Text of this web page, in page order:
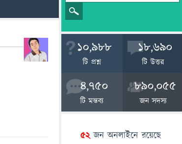
10,988
টি প্রশ্ন
18,690
টি উত্তর
4,750
টি মন্তব্য
890,055
জন সদস্য
52জন অনলাইনে রয়েছে